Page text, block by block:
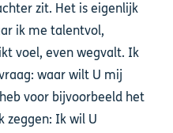
zit. Het is eigenlijk
ik me talentvol,
voel, even wegvalt. Ik
waar wilt U mij
voor bijvoorbeeld het
zeggen: Ik wil U